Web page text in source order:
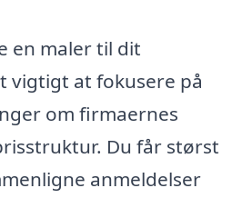
en maler til dit
vigtigt at fokusere på
om firmaernes
Du får størst
anmeldelser